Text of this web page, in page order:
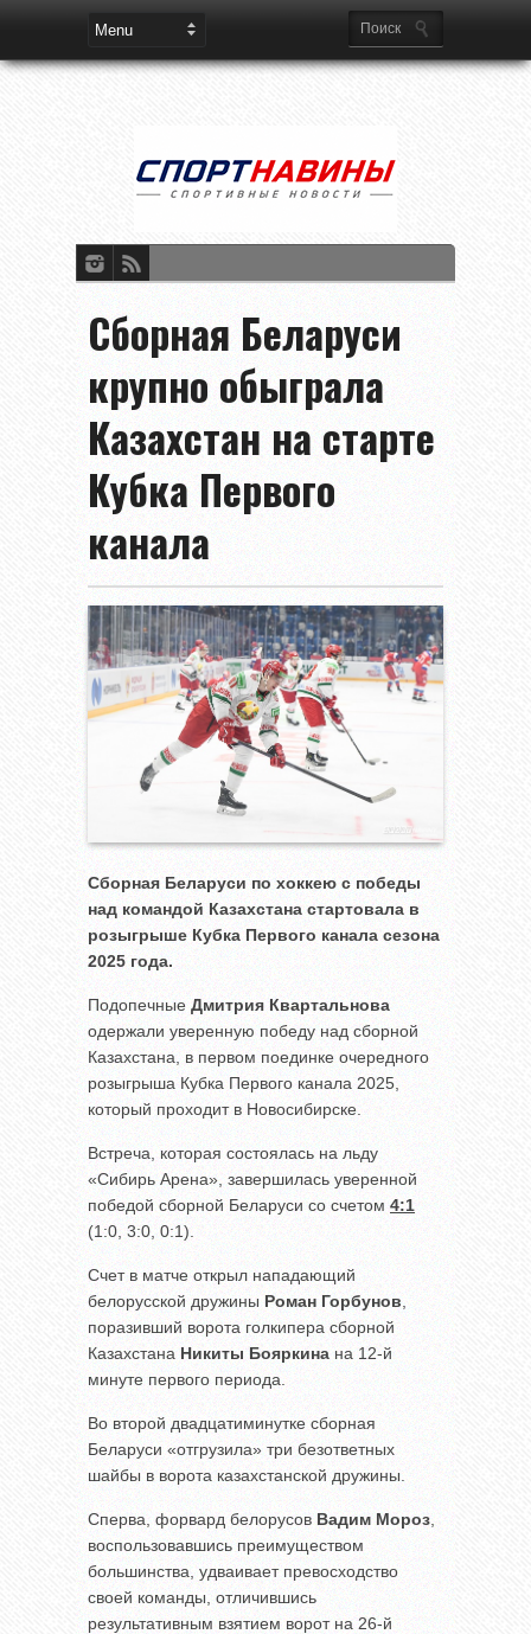
Сборная Беларуси
крупно обыграла
Казахстан на старте
Кубка Первого
канала
Сборная Беларуси по хоккею с победы
над командой Казахстана стартовала в
розыгрыше Кубка Первого канала сезона
2025 года.
Подопечные Дмитрия Квартальнова
одержали уверенную победу над сборной
Казахстана, в первом поединке очередного
розыгрыша Кубка Первого канала 2025,
который проходит в Новосибирске.
Встреча, которая состоялась на льду
«Сибирь Арена», завершилась уверенной
победой сборной Беларуси со счетом 4:1
(1:0, 3:0, 0:1).
Счет в матче открыл нападающий
белорусской дружины Роман Горбунов
поразивший ворота голкипера сборной
Казахстана Никиты Бояркина на 12-й
минуте первого периода.
Во второй двадцатиминутке сборная
Беларуси «отгрузила» три безответных
шайбы в ворота казахстанской дружины.
Сперва, форвард белорусов Вадим Мороз
воспользовавшись преимуществом
большинства, удваивает превосходство
своей команды, отличившись
результативным взятием ворот на 26-й